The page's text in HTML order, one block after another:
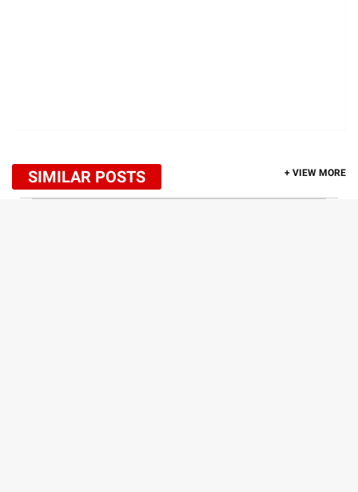
SIMILAR POSTS + VIEW MORE